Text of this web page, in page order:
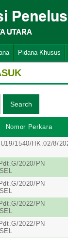
UTARA
Pidana Khusus
Nomor Perkara
1540/HK.02/8/
2020/PN
2020/PN
2022/PN
2022/PN